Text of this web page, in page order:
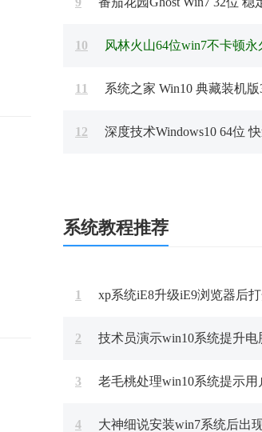
10 风林火山64位win7不卡顿永
11 系统之家 Win10 典藏装机版
12 深度技术Windows10 64位 快速
系统教程推荐
1 xp系统iE8升级iE9浏览器后打开网页出
2 技术员演示win10系统提升电脑
3 老毛桃处理win10系统提示用户
4 大神细说安装win7系统后出现